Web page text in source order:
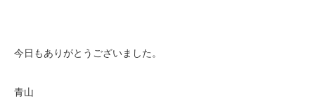
今日もありがとうございました。
青山